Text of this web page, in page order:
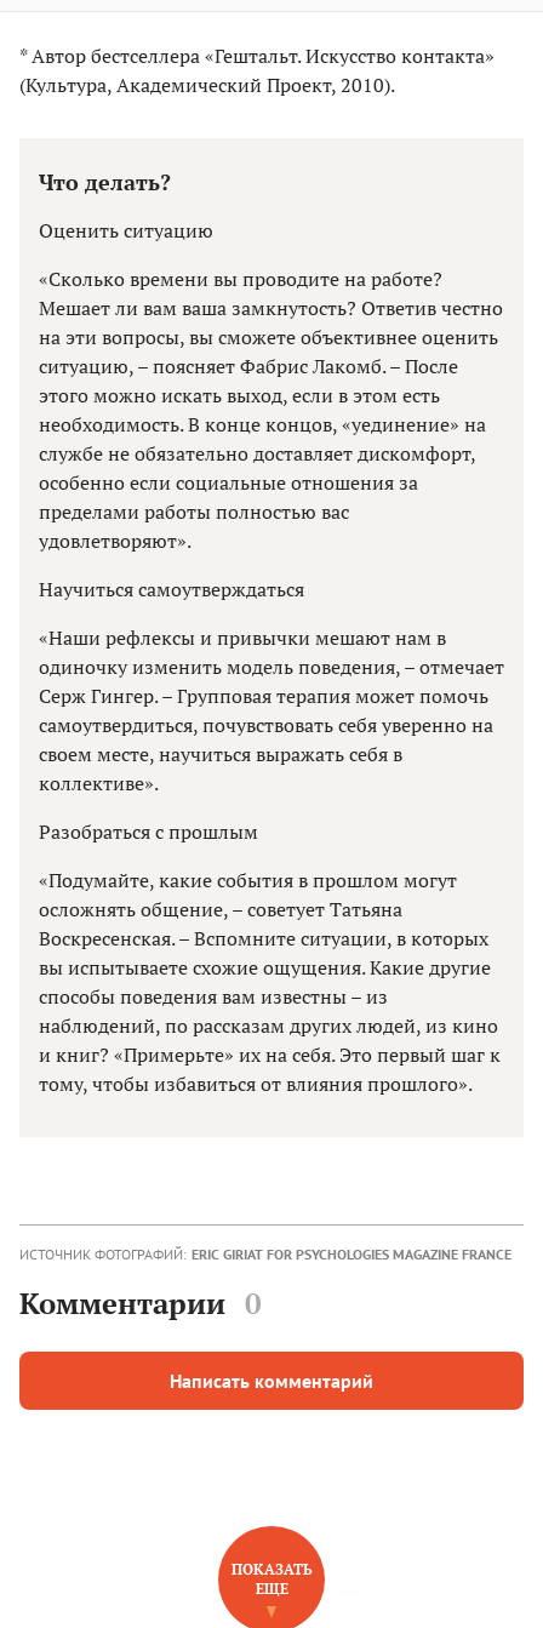
* Автор бестселлера «Гештальт. Искусство контакта»
(Культура, Академический Проект, 2010).
Что делать?
Оценить ситуацию
«Сколько времени вы проводите на работе?
Мешает ли вам ваша замкнутость? Ответив честно
на эти вопросы, вы сможете объективнее оценить
ситуацию, – поясняет Фабрис Лакомб. – После
этого можно искать выход, если в этом есть
необходимость. В конце концов, «уединение» на
службе не обязательно доставляет дискомфорт,
особенно если социальные отношения за
пределами работы полностью вас
удовлетворяют».
Научиться самоутверждаться
«Наши рефлексы и привычки мешают нам в
одиночку изменить модель поведения, – отмечает
Серж Гингер. – Групповая терапия может помочь
самоутвердиться, почувствовать себя уверенно на
своем месте, научиться выражать себя в
коллективе».
Разобраться с прошлым
«Подумайте, какие события в прошлом могут
осложнять общение, – советует Татьяна
Воскресенская. – Вспомните ситуации, в которых
вы испытываете схожие ощущения. Какие другие
способы поведения вам известны – из
наблюдений, по рассказам других людей, из кино
и книг? «Примерьте» их на себя. Это первый шаг к
тому, чтобы избавиться от влияния прошлого».
ИСТОЧНИК ФОТОГРАФИЙ: ERIC GIRIAT FOR PSYCHOLOGIES MAGAZINE FRANCE
Комментарии 0
Написать комментарий
НОВОЕ НА САЙТЕ
ПОКАЗАТЬ
ЕЩЕ